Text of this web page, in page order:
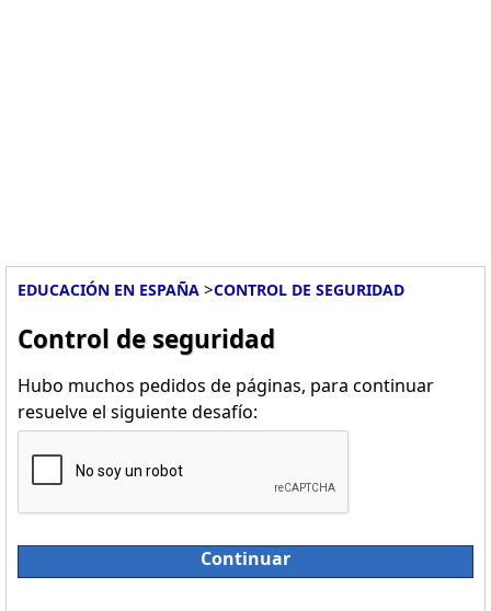
EDUCACIÓN EN ESPAÑA >CONTROL DE SEGURIDAD
Control de seguridad
Hubo muchos pedidos de páginas, para continuar
resuelve el siguiente desafío:
Continuar